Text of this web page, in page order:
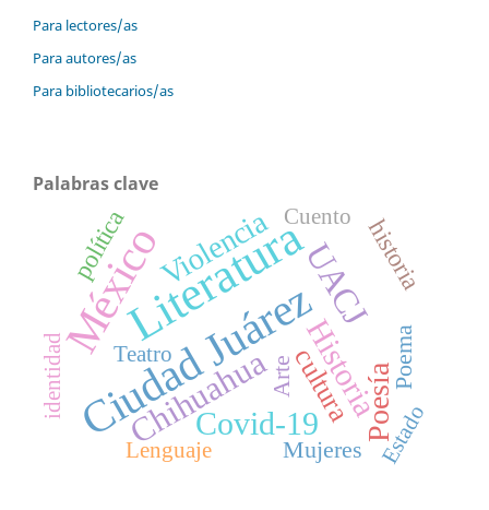
Para lectores/as
Para autores/as
Para bibliotecarios/as
Palabras clave
Literatura
Ciudad Juárez
México UACJ
Chihuahua Historia
Covid-19 Poesía
Violencia
cultura
política historia
Poema
Arte
Mujeres
Teatro
identidad
Lenguaje
Cuento
Estado